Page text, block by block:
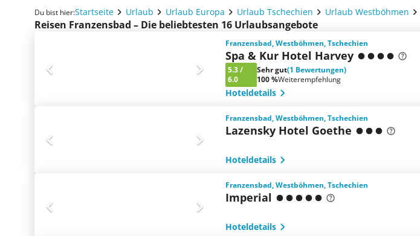
Du bist hier:Startseite Urlaub Urlaub Europa Urlaub Tschechien Urlaub Westböhmen
Reisen Franzensbad – Die beliebtesten 16 Urlaubsangebote
Franzensbad, Westböhmen, Tschechien
Spa & Kur Hotel Harvey
5.3/
6.0
Sehr gut(1 Bewertungen)
100 %Weiterempfehlung
Hoteldetails
Franzensbad, Westböhmen, Tschechien
Lazensky Hotel Goethe
Hoteldetails
Franzensbad, Westböhmen, Tschechien
Imperial
Hoteldetails